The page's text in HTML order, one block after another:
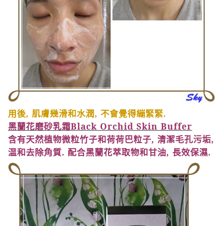
用後, 肌膚幾滑和水潤, 不會覺得繃緊緊.
黑蘭花磨砂乳霜Black Orchid Skin Buffer
含有天然植物微粒竹子和荷荷巴粒子, 清潔毛孔污垢,
温和去除角質. 配合黑蘭花萃取物和甘油, 長效保濕.